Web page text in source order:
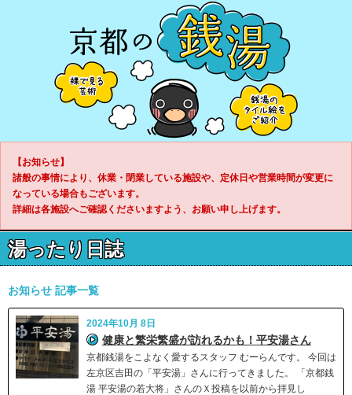
【お知らせ】
諸般の事情により、休業・閉業している施設や、定休日や営業時間が変更に
なっている場合もございます。
詳細は各施設へご確認くださいますよう、お願い申し上げます。
湯ったり日誌
お知らせ 記事一覧
2024年10月 8日
健康と繁栄繁盛が訪れるかも！平安湯さん
京都銭湯をこよなく愛するスタッフ むーらんです。 今回は
左京区吉田の「平安湯」さんに行ってきました。 「京都銭
湯 平安湯の若大将」さんのＸ投稿を以前から拝見し